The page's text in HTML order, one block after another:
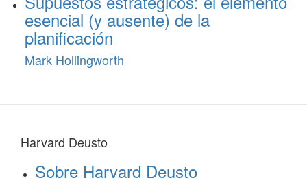
esencial (y ausente) de la
planificación
Mark Hollingworth
Harvard Deusto
Sobre Harvard Deusto